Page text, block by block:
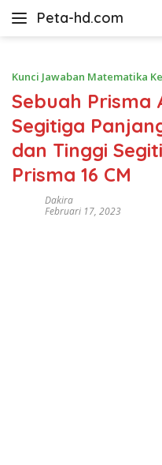
Peta-hd.com
Kumpulan
HD
Kunci Jawaban Matematika
Sebuah Prisma
Segitiga
dan Tinggi
Prisma 16 CM
Dakira
Februari 17, 2023